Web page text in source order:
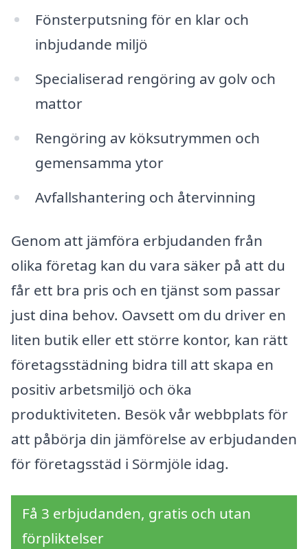
Fönsterputsning för en klar och
inbjudande miljö
Specialiserad rengöring av golv och
mattor
Rengöring av köksutrymmen och
gemensamma ytor
Avfallshantering och återvinning
Genom att jämföra erbjudanden från
olika företag kan du vara säker på att du
får ett bra pris och en tjänst som passar
just dina behov. Oavsett om du driver en
liten butik eller ett större kontor, kan rätt
företagsstädning bidra till att skapa en
positiv arbetsmiljö och öka
produktiviteten. Besök vår webbplats för
att påbörja din jämförelse av erbjudanden
för företagsstäd i Sörmjöle idag.
Få 3 erbjudanden, gratis och utan
förpliktelser